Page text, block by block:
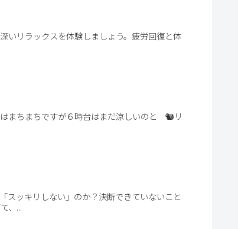
いリラックスを体験しましょう。疲労回復と体
まちまちですが６時台はまだ涼しいのと 🐿リ
スッキリしない」のか？決断できていないこと
、...